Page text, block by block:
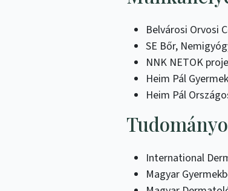
Belvárosi Orvosi
SE Bőr,
NNK NETOK
Heim Pál
Heim Pál
International
Magyar